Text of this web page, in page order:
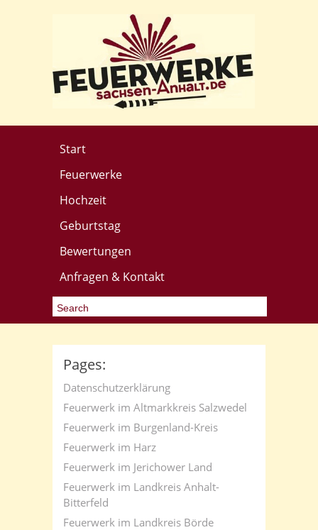
Start
Feuerwerke
Hochzeit
Geburtstag
Bewertungen
Anfragen & Kontakt
Pages:
Datenschutzerklärung
Feuerwerk im Altmarkkreis Salzwedel
Feuerwerk im Burgenland-Kreis
Feuerwerk im Harz
Feuerwerk im Jerichower Land
Feuerwerk im Landkreis Anhalt-
Bitterfeld
Feuerwerk im Landkreis Börde